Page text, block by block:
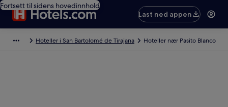
Fortsett til sidens hovedinnhold
Last ned appen
Hoteller i San Bartolomé de Tirajana Hoteller nær Pasito Blanco